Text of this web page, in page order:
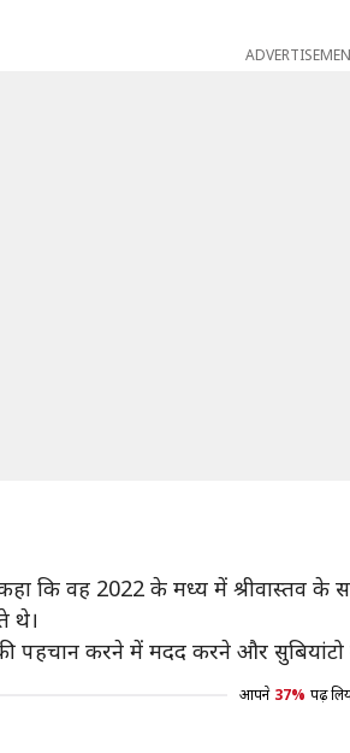
कहा कि वह 2022 के मध्य में
थे।
पहचान करने में मदद करने और
आपने 37% पढ़